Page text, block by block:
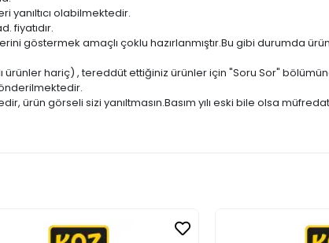
yanıltıcı olabilmektedir.
fiyatıdır.
göstermek amaçlı çoklu hazırlanmıştır.Bu gibi durumda
ürünler hariç) , tereddüt ettiğiniz ürünler için "Soru Sor"
ürün görseli sizi yanıltmasın.Basım yılı eski bile olsa